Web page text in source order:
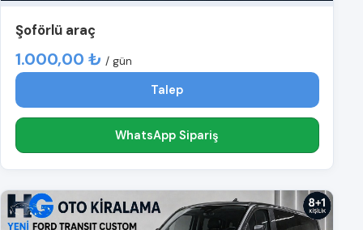
Şoförlü araç
1.000,00 ₺ / gün
Talep
WhatsApp Sipariş